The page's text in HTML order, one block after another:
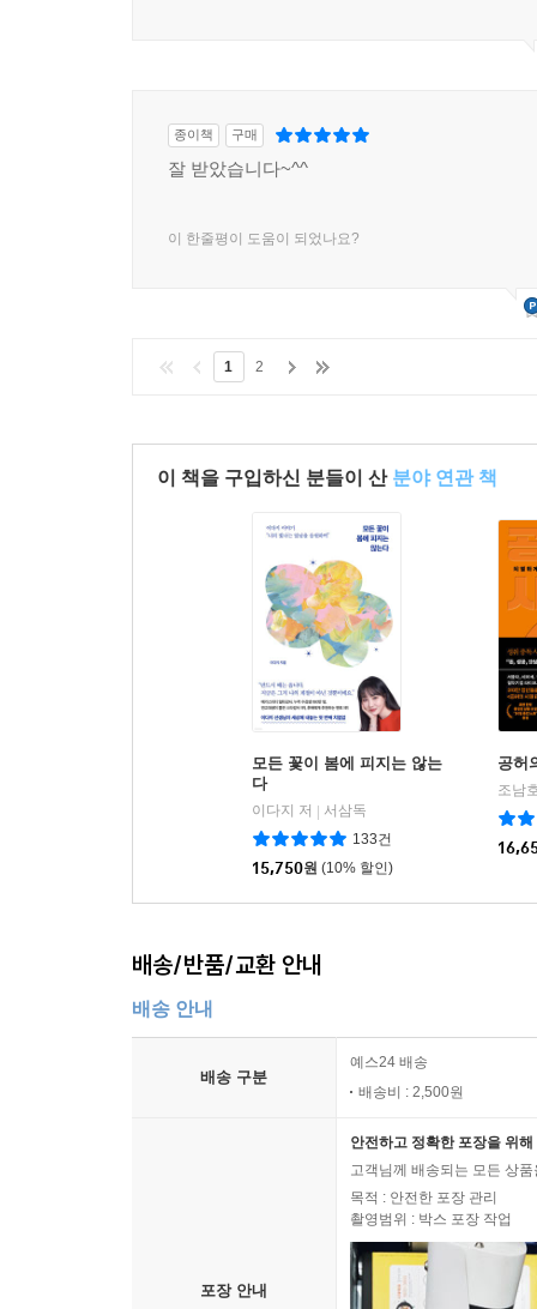
종이책 구매
잘 받았습니다~^^
이 한줄평이 도움이 되었나요?
1 2
이 책을 구입하신 분들이 산 분야 연관 책
모든 꽃이 봄에 피지는 않는
다
이다지 저 | 서삼독
133건
15,750원 (10% 할인)
공허
조남
배송/반품/교환 안내
배송 안내
배송 구분
예스24 배송
배송비 : 2,500원
포장 안내
안전하고 정확한 포장을 위
고객님께 배송되는 모든 상
목적 : 안전한 포장 관리
촬영범위 : 박스 포장 작업